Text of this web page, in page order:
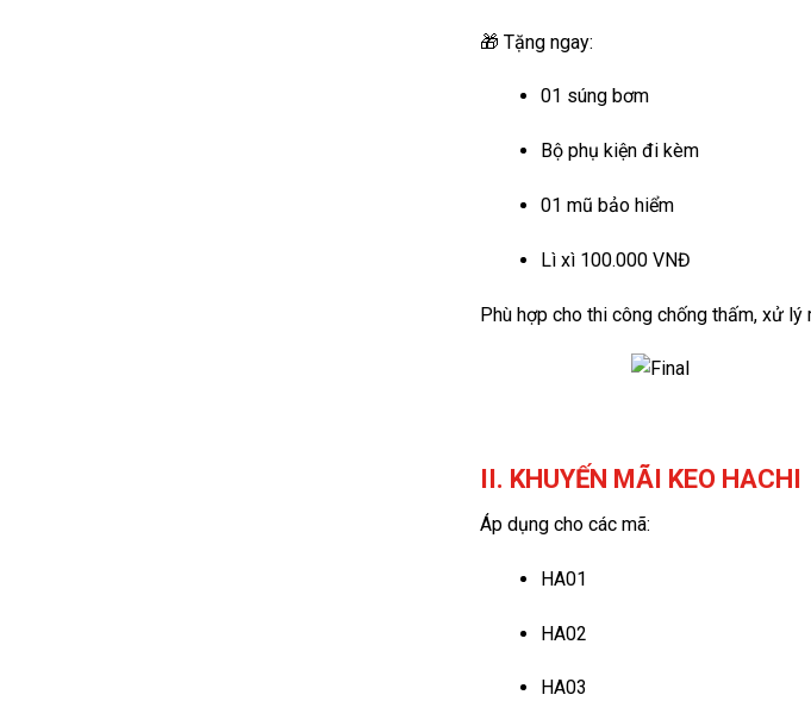
🎁 Tặng ngay:
01 súng bơm
Bộ phụ kiện đi kèm
01 mũ bảo hiểm
Lì xì 100.000 VNĐ
Phù hợp cho thi công chống thấm, xử
II. KHUYẾN MÃI KEO HACHI
Áp dụng cho các mã:
HA01
HA02
HA03